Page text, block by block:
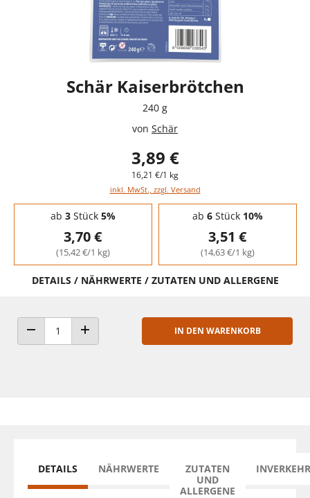
Schär Kaiserbrötchen
240 g
von Schär
3,89 €
16,21 €/1 kg
inkl. MwSt., zzgl. Versand
Staffelpreise - Mengenrabatt
ab 3Stück 5%
3,70 €
(15,42 €/1 kg)
ab 6Stück 10%
3,51 €
(14,63 €/1 kg)
DETAILS / NÄHRWERTE / ZUTATEN UND ALLERGENE
ANZAHL VERRINGERNANZAHL ERHÖHEN
IN DEN WARENKORB
DETAILS NÄHRWERTE
ZUTATEN
UND
ALLERGENE